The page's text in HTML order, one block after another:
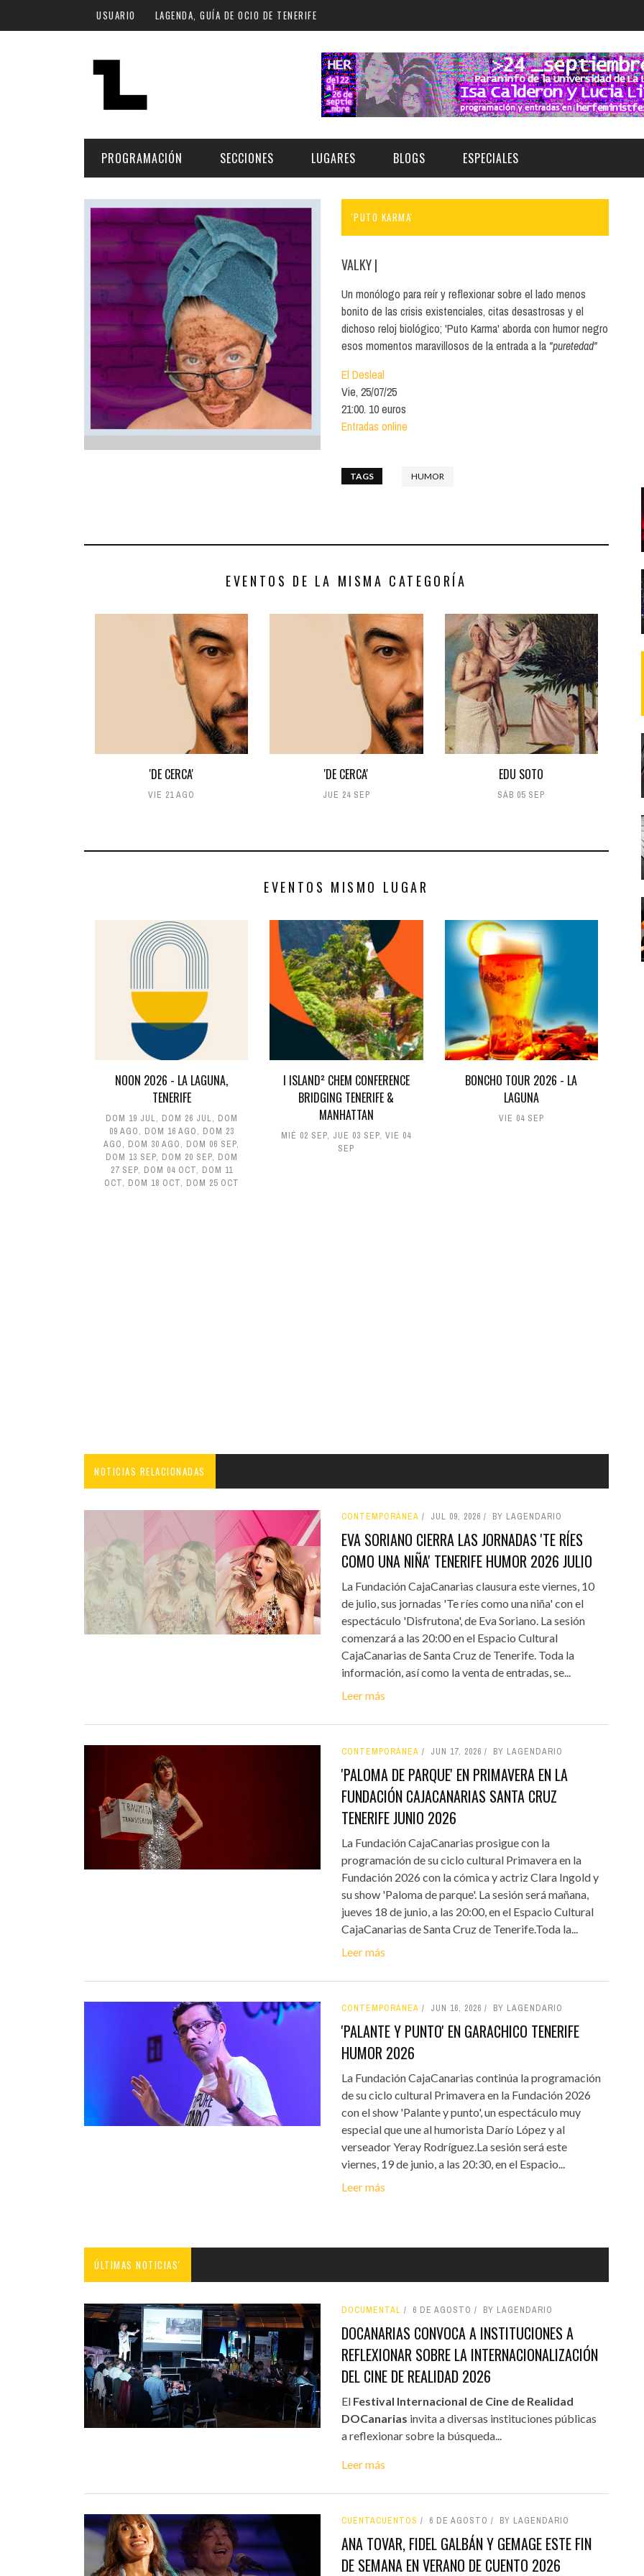
Pasar al contenido principal
USUARIO LAGENDA, GUÍA DE OCIO DE TENERIFE
PROGRAMACIÓN
FECHA
Hoy
Plan Finde
LUGAR
Norte
Santa Cruz | La Laguna
Deporte y Naturaleza
Gastro
SECCIONES
MÚSICA
ESCÉNICAS
CULTURA
GASTRONOMÍA
INFANTIL
LUGARES
ARTE | MUSEOS
NOCHE
LOCALES CON ACTUACIONES
COMERCIO
FORMATIVO
BLOGS ESPECIALES
XXVII VERANO DE CUENTO
'PUTO KARMA'
VALKY|
Un monólogo para reír y reflexionar sobre el lado menos
bonito de las crisis existenciales, citas desastrosas y el
dichoso reloj biológico; 'Puto Karma' aborda con humor negro
esos momentos maravillosos de la entrada a la "puretedad"
El Desleal
Vie, 25/07/25
21:00. 10 euros
Entradas online
TAGS HUMOR
EVENTOS DE LA MISMA CATEGORÍA
'DE CERCA'
VIE 21 AGO
'DE CERCA'
JUE 24 SEP
EDU SOTO
SÁB 05 SEP
EVENTOS MISMO LUGAR
NOON 2026 - LA LAGUNA,
TENERIFE
DOM 19 JUL, DOM 26 JUL, DOM
09 AGO, DOM 16 AGO, DOM 23
AGO, DOM 30 AGO, DOM 06 SEP,
DOM 13 SEP, DOM 20 SEP, DOM
27 SEP, DOM 04 OCT, DOM 11
OCT, DOM 18 OCT, DOM 25 OCT
I ISLAND² CHEM CONFERENCE
BRIDGING TENERIFE &
MANHATTAN
MIÉ 02 SEP, JUE 03 SEP,VIE 04
SEP
BONCHO TOUR 2026 - LA
LAGUNA
VIE 04 SEP
NOTICIAS RELACIONADAS
CONTEMPORÁNEA JUL 09, 2026 BY LAGENDARIO
EVA SORIANO CIERRA LAS JORNADAS 'TE RÍES
COMO UNA NIÑA' TENERIFE HUMOR 2026 JULIO
La Fundación CajaCanarias clausura este viernes, 10
de julio, sus jornadas 'Te ríes como una niña' con el
espectáculo 'Disfrutona', de Eva Soriano. La sesión
comenzará a las 20:00 en el Espacio Cultural
CajaCanarias de Santa Cruz de Tenerife. Toda la
información, así como la venta de entradas, se...
Leer más
CONTEMPORÁNEA JUN 17, 2026 BY LAGENDARIO
'PALOMA DE PARQUE' EN PRIMAVERA EN LA
FUNDACIÓN CAJACANARIAS SANTA CRUZ
TENERIFE JUNIO 2026
La Fundación CajaCanarias prosigue con la
programación de su ciclo cultural Primavera en la
Fundación 2026 con la cómica y actriz Clara Ingold y
su show 'Paloma de parque'. La sesión será mañana,
jueves 18 de junio, a las 20:00, en el Espacio Cultural
CajaCanarias de Santa Cruz de Tenerife.Toda la...
Leer más
CONTEMPORÁNEA JUN 16, 2026 BY LAGENDARIO
'PALANTE Y PUNTO' EN GARACHICO TENERIFE
HUMOR 2026
La Fundación CajaCanarias continúa la programación
de su ciclo cultural Primavera en la Fundación 2026
con el show 'Palante y punto', un espectáculo muy
especial que une al humorista Darío López y al
verseador Yeray Rodríguez.La sesión será este
viernes, 19 de junio, a las 20:30, en el Espacio...
Leer más
ÚLTIMAS NOTICIAS'
DOCUMENTAL 6 DE AGOSTO BY LAGENDARIO
DOCANARIAS CONVOCA A INSTITUCIONES A
REFLEXIONAR SOBRE LA INTERNACIONALIZACIÓN
DEL CINE DE REALIDAD 2026
El Festival Internacional de Cine de Realidad
DOCanarias invita a diversas instituciones públicas
a reflexionar sobre la búsqueda...
Leer más
CUENTACUENTOS 6 DE AGOSTO BY LAGENDARIO
ANA TOVAR, FIDEL GALBÁN Y GEMAGE ESTE FIN
DE SEMANA EN VERANO DE CUENTO 2026